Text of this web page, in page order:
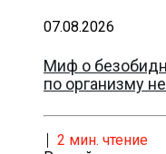
07.08.2026
Миф о
по организму
2 мин. чтение